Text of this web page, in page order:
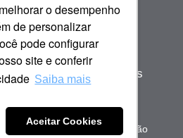
o desempenho
de personalizar
pode configurar
site e conferir
Saiba mais
Aceitar Cookies
Giovanna Baby - Todos os
reservados
Ecommerce Comercio de
0001-59 | Barueri, São